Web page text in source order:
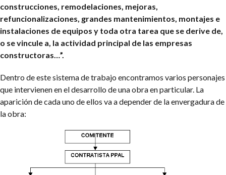
construcciones, remodelaciones, mejoras,
refuncionalizaciones, grandes mantenimientos, montajes e
instalaciones de equipos y toda otra tarea que se derive de,
o se vincule a, la actividad principal de las empresas
constructoras…”.
Dentro de este sistema de trabajo encontramos varios personajes
que intervienen en el desarrollo de una obra en particular. La
aparición de cada uno de ellos va a depender de la envergadura de
la obra: